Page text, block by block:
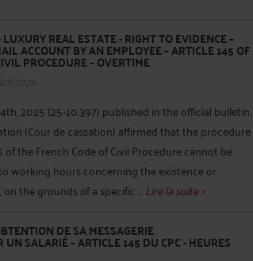
REAL ESTATE - RIGHT TO EVIDENCE –
ACCOUNT BY AN EMPLOYEE – ARTICLE 145 OF
PROCEDURE – OVERTIME
2026
2025 (25-10.397) published in the official bulletin,
(Cour de cassation) affirmed that the procedure
the French Code of Civil Procedure cannot be
working hours concerning the existence or
the grounds of a specific ...Lire la suite >
DE SA MESSAGERIE
SALARIÉ – ARTICLE 145 DU CPC - HEURES